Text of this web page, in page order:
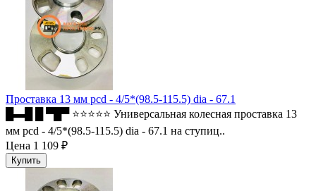
Проставка 13 мм pcd - 4/5*(98.5-115.5) dia - 67.1
█▬█ █ ▀█▀ ⭐⭐⭐⭐⭐ Универсальная колесная проставка 13
мм pcd - 4/5*(98.5-115.5) dia - 67.1 на ступиц..
Цена 1 109 ₽